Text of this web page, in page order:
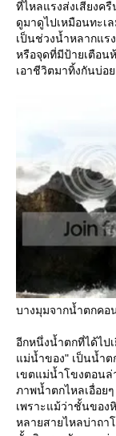
ที่ไหลแรงส่งเสียงครื
ดูมาดูไปเหมือนทะเ
เป็นช่วงน้ำหลากแรง
หรือจุดที่มีป้ายเตือน
เอาชีวิตมาทิ้งกันบ่อ
บางมุมจากน้ำตกคอ
อีกหนึ่งน้ำตกที่ได้ไป
ม่น้ำของ" เป็นน้ำ
เขตแม่น้ำโขงตอนล่
ภาพน้ำตกไหลเอื่อย
เพราะแม้ว่าชั้นของ
หลายสายไหลบ่าถา